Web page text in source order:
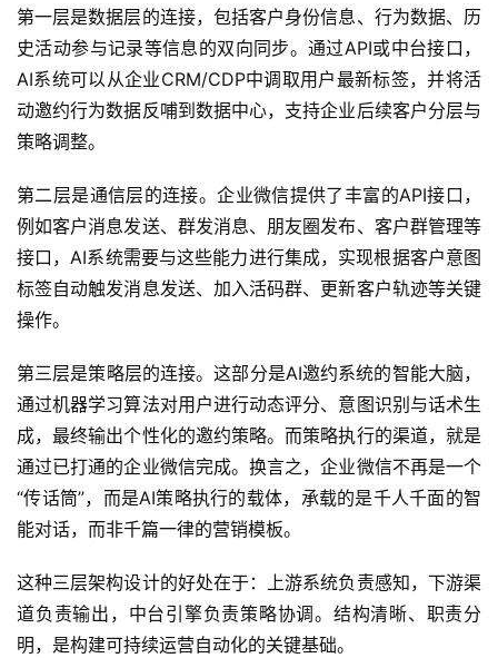
第一层是数据层的连接，包括客户身份信息、行为数据、历
史活动参与记录等信息的双向同步。通过API或中台接口，
AI系统可以从企业CRM/CDP中调取用户最新标签，并将活
动邀约行为数据反哺到数据中心，支持企业后续客户分层与
策略调整。
第二层是通信层的连接。企业微信提供了丰富的API接口，
例如客户消息发送、群发消息、朋友圈发布、客户群管理等
接口，AI系统需要与这些能力进行集成，实现根据客户意图
标签自动触发消息发送、加入活码群、更新客户轨迹等关键
操作。
第三层是策略层的连接。这部分是AI邀约系统的智能大脑，
通过机器学习算法对用户进行动态评分、意图识别与话术生
成，最终输出个性化的邀约策略。而策略执行的渠道，就是
通过已打通的企业微信完成。换言之，企业微信不再是一个
“传话筒”，而是AI策略执行的载体，承载的是千人千面的智
能对话，而非千篇一律的营销模板。
这种三层架构设计的好处在于：上游系统负责感知，下游渠
道负责输出，中台引擎负责策略协调。结构清晰、职责分
明，是构建可持续运营自动化的关键基础。